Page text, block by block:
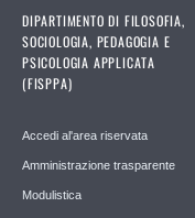
DIPARTIMENTO DI FILOSOFIA,
SOCIOLOGIA, PEDAGOGIA E
PSICOLOGIA APPLICATA
(FISPPA)
Accedi al'area riservata
Amministrazione trasparente
Modulistica